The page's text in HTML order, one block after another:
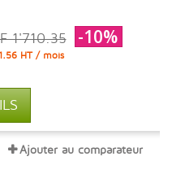
1'710.35 -10%
HT / mois
Ajouter au comparateur